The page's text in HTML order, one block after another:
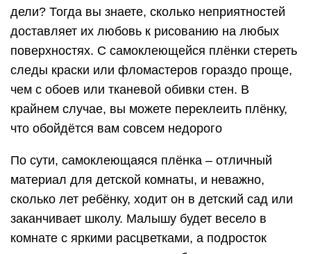
дели? Тогда вы знаете, сколько неприятностей
доставляет их любовь к рисованию на любых
поверхностях. С самоклеющейся плёнки стереть
следы краски или фломастеров гораздо проще,
чем с обоев или тканевой обивки стен. В
крайнем случае, вы можете переклеить плёнку,
что обойдётся вам совсем недорого
По сути, самоклеющаяся плёнка – отличный
материал для детской комнаты, и неважно,
сколько лет ребёнку, ходит он в детский сад или
заканчивает школу. Малышу будет весело в
комнате с яркими расцветками, а подросток